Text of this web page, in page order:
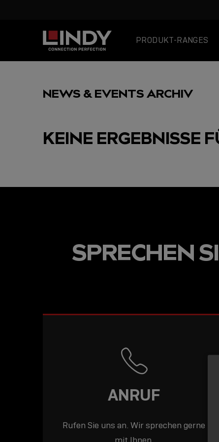
PRODUKT-RANGES
NEWS & EVENTS ARCHIV
USB-C ÜBER LANGE
DISTANZEN:
BIS 15 M
KEINE ERGEBNISSE
SPRECHEN
ANRUF
Rufen Sie uns an. Wir sprechen gerne